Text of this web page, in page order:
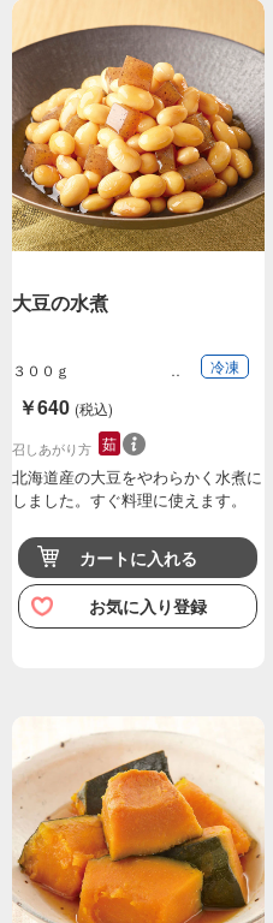
大豆の水煮
３００ｇ 冷凍
￥640 (税込)
召しあがり方 茹
北海道産の大豆をやわらかく水煮に
しました。すぐ料理に使えます。
カートに入れる
お気に入り登録